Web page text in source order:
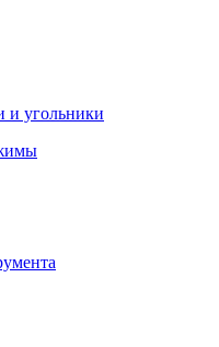
и угольники